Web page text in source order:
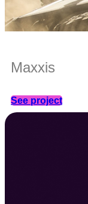
Maxxis
See project